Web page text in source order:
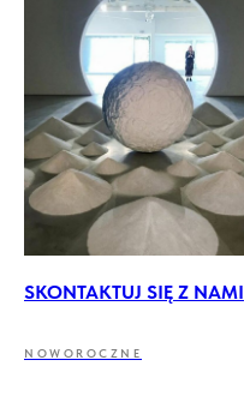
SKONTAKTUJ SIĘ Z NAMI
NOWOROCZNE